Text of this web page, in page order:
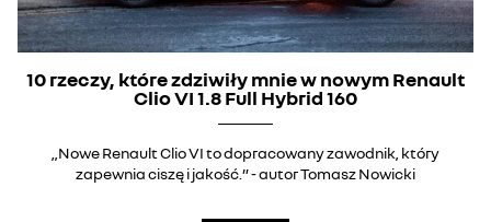
10 rzeczy, które zdziwiły mnie w nowym Renault
Clio VI 1.8 Full Hybrid 160
„Nowe Renault Clio VI to dopracowany zawodnik, który
zapewnia ciszę i jakość.” - autor Tomasz Nowicki